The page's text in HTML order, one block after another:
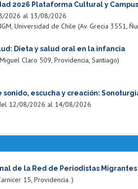
2026 Plataforma Cultural y Campus
2026 al 13/08/2026
Universidad de Chile (Av. Grecia 3551,
Dieta y salud oral en la infancia
Claro 509, Providencia, Santiago)
escucha y creación:
12/08/2026 al 14/08/2026
de la Red de Periodistas Migrantes
15, Providencia. )